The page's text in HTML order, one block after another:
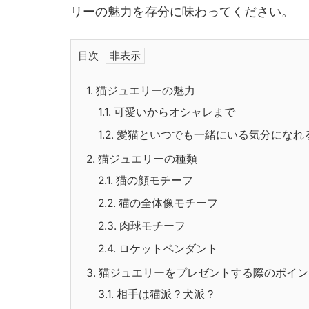
リーの魅力を存分に味わってください。
目次
1. 猫ジュエリーの魅力
1.1. 可愛いからオシャレまで
1.2. 愛猫といつでも一緒にいる気分になれ
2. 猫ジュエリーの種類
2.1. 猫の顔モチーフ
2.2. 猫の全体像モチーフ
2.3. 肉球モチーフ
2.4. ロケットペンダント
3. 猫ジュエリーをプレゼントする際のポイ
3.1. 相手は猫派？犬派？